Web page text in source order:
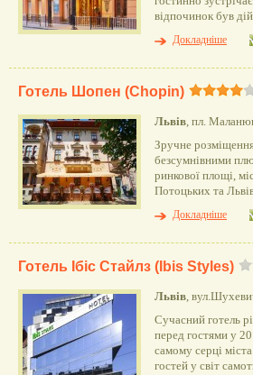
відпочинок був
Докладніше
Готель Шопен (Chopin)
Львів, пл.
Зручне
безсумнівними
ринкової площі,
Потоцьких та
Докладніше
Готель Ібіс Стайлз (Ibis Styles)
Львів,
Сучасний готель
перед гостями у
самому серці
гостей у світ